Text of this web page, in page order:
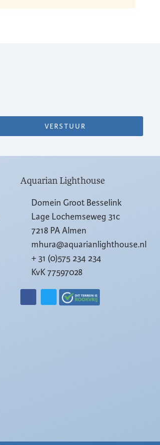
VERSTUUR
Aquarian Lighthouse
Domein Groot Besselink
Lage Lochemseweg 31c
7218 PA Almen
mhura@aquarianlighthouse.nl
+ 31 (0)575 234 234
KvK 77597028